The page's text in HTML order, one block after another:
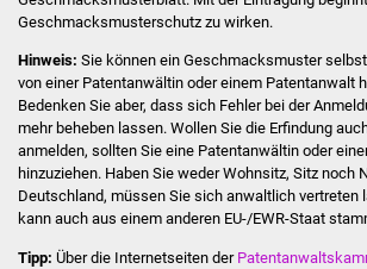
Gesundheit
Ärzte und
Pflege
Geschmacksmusterschutz zu wirken.
Hinweis: Sie können ein Geschmacksmuster
von einer Patentanwältin oder einem Patentanwalt
Bedenken Sie aber, dass sich Fehl er bei der
mehr beheben lassen. Wollen Sie die Erfindung
anmelden, sollten Sie eine Patentanwältin oder
hinzuziehen. Haben Sie weder Wohnsitz, Sitz noch
Deutschland, müssen Sie sich anwaltlich vertreten
kann auch aus einem anderen EU-/EWR-Staat
Tipp: Über die Internetseiten der